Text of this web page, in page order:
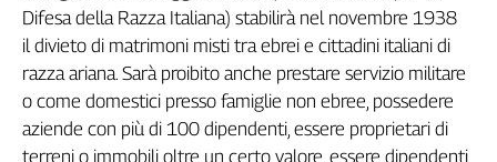
Emilia-
Romagna
Venezia
Giulia
Lazio
Difesa della Razza Italiana) stabilirà nel novembre 1938
il divieto di matrimoni misti tra ebrei e cittadini italiani di
razza ariana. Sarà proibito anche prestare servizio militare
o come domestici presso famiglie non ebree, possedere
aziende con più di 100 dipendenti, essere proprietari di
terreni o immobili oltre un certo valore, essere dipendenti